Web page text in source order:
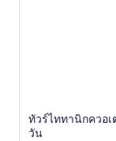
ทัวร์ไททานิกควอ
วัน